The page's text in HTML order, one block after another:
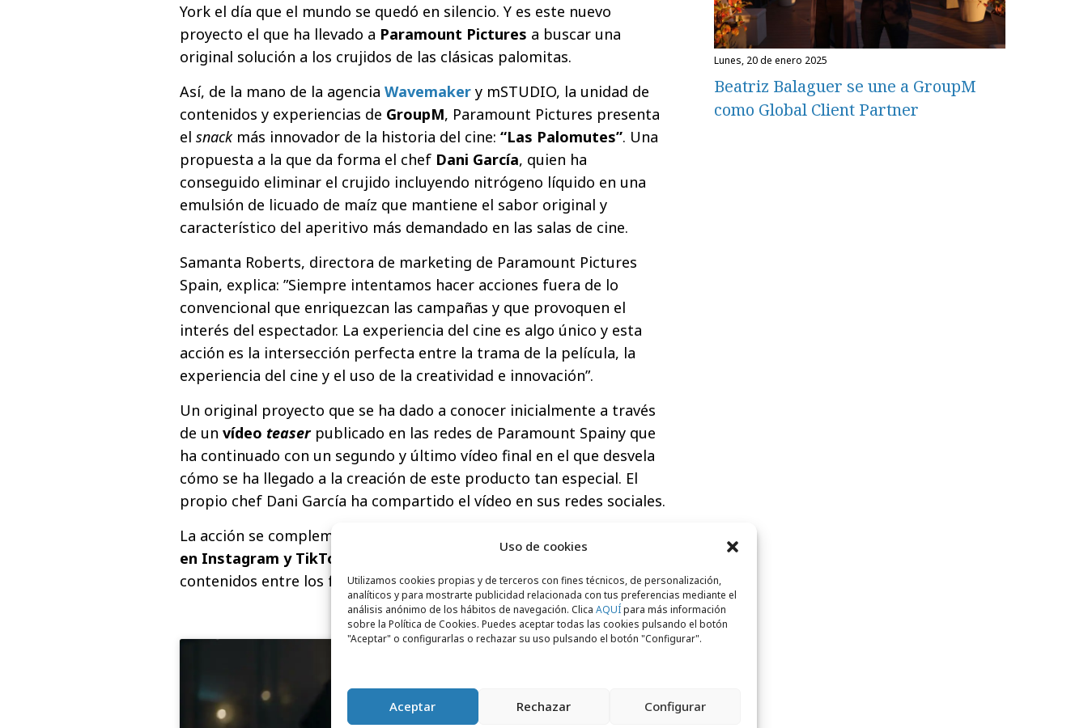
Uso de cookies
Utilizamos cookies propias y de terceros con fines técnicos, de personalización,
analíticos y para mostrarte publicidad relacionada con tus preferencias mediante el
análisis anónimo de los hábitos de navegación. Clica AQUÍpara más información
sobre la Política de Cookies. Puedes aceptar todas las cookies pulsando el botón
"Aceptar" o configurarlas o rechazar su uso pulsando el botón "Configurar".
Aceptar Rechazar Configurar
York el día que el mundo se quedó en silencio. Y es este nuevo
proyecto el que ha llevado a Paramount Pictures a buscar una
original solución a los crujidos de las clásicas palomitas.
Así, de la mano de la agencia Wavemaker y mSTUDIO, la unidad de
contenidos y experiencias de GroupM, Paramount Pictures presenta
el snackmás innovador de la historia del cine: “Las Palomutes”. Una
propuesta a la que da forma el chef Dani García, quien ha
conseguido eliminar el crujido incluyendo nitrógeno líquido en una
emulsión de licuado de maíz que mantiene el sabor original y
característico del aperitivo más demandado en las salas de cine.
Samanta Roberts, directora de marketing de Paramount Pictures
Spain, explica: ”Siempre intentamos hacer acciones fuera de lo
convencional que enriquezcan las campañas y que provoquen el
interés del espectador. La experiencia del cine es algo único y esta
acción es la intersección perfecta entre la trama de la película, la
experiencia del cine y el uso de la creatividad e innovación”.
Un original proyecto que se ha dado a conocer inicialmente a través
de un vídeo teaserpublicado en las redes de Paramount Spainy que
ha continuado con un segundo y último vídeo final en el que desvela
cómo se ha llegado a la creación de este producto tan especial. El
propio chef Dani García ha compartido el vídeo en sus redes sociales.
La acción se complementa además con una
en Instagram y TikTok
contenidos entre los fans de la franquicia y el género.
lunes, 20 de enero 2025
Beatriz Balaguer se une a GroupM
como Global Client Partner